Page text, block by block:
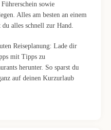
sowie
Alles am besten an einem
du alles schnell zur Hand.
Reiseplanung: Lade dir
mit Tipps zu
herunter. So sparst du
auf deinen Kurzurlaub